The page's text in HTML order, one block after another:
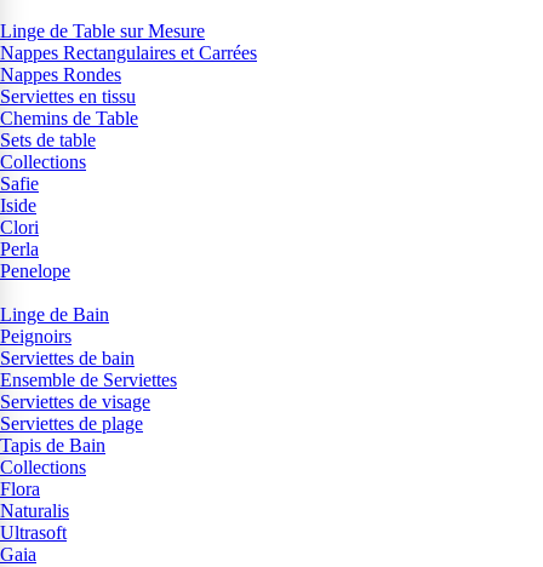
Linge de Table sur Mesure
Nappes Rectangulaires et Carrées
Nappes Rondes
Serviettes en tissu
Chemins de Table
Sets de table
Collections
Safie
Iside
Clori
Perla
Penelope
Linge de Bain
Peignoirs
Serviettes de bain
Ensemble de Serviettes
Serviettes de visage
Serviettes de plage
Tapis de Bain
Collections
Flora
Naturalis
Ultrasoft
Gaia